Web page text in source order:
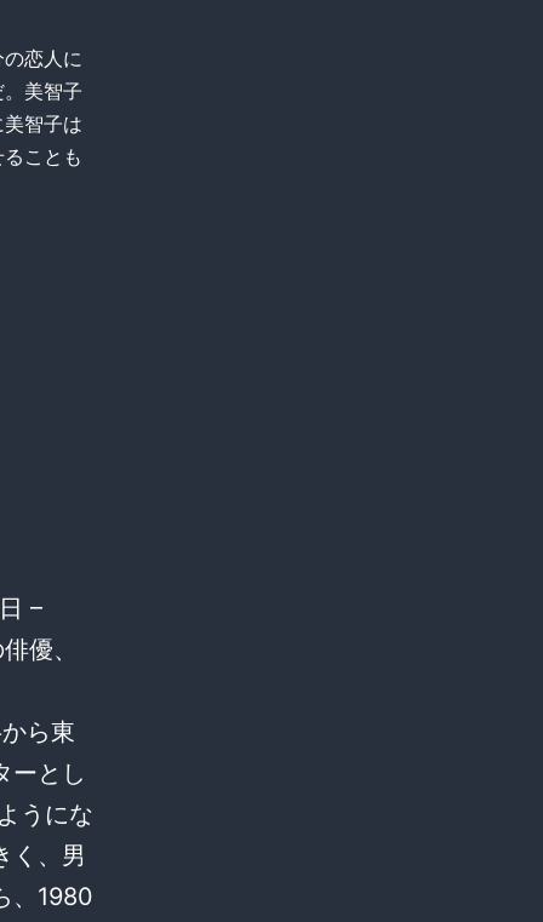
恋人に
美智子
智子は
ことも
–
優、
ら東
ーとし
うにな
く、男
、1980